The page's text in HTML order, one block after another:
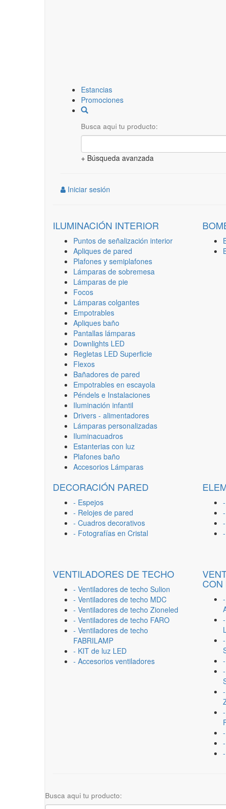
Estancias
Promociones
Busca aqui tu producto:
+ Búsqueda avanzada
Iniciar sesión
ILUMINACIÓN INTERIOR
Puntos de señalización interior
Apliques de pared
Plafones y semiplafones
Lámparas de sobremesa
Lámparas de pie
Focos
Lámparas colgantes
Empotrables
Apliques baño
Pantallas lámparas
Downlights LED
Regletas LED Superficie
Flexos
Bañadores de pared
Empotrables en escayola
Péndels e Instalaciones
Iluminación infantil
Drivers - alimentadores
Lámparas personalizadas
Iluminacuadros
Estanterias con luz
Plafones baño
Accesorios Lámparas
DECORACIÓN PARED
- Espejos
- Relojes de pared
- Cuadros decorativos
- Fotografías en Cristal
VENTILADORES DE TECHO
- Ventiladores de techo Sulion
- Ventiladores de techo MDC
- Ventiladores de techo Zioneled
- Ventiladores de techo FARO
- Ventiladores de techo
FABRILAMP
- KIT de luz LED
- Accesorios ventiladores
CON
Busca aqui tu producto: